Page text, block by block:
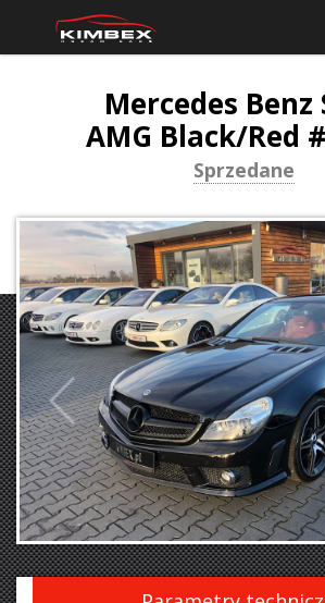
Mercedes Benz
AMG Black/Red
Sprzedane